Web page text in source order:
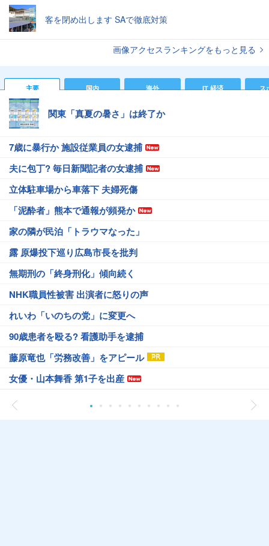
客を閉め出します SAで徹底対策
画像アクセスランキングをもっと見る
主要 国内 海外 IT 経済 ス
関東「真夏の暑さ」は終了か
7歳に暴行か 施設従業員の女逮捕
夫に包丁? 毎日新聞記者の女逮捕
立体駐車場から車落下 夫婦死傷
「泥酔者」熊本で通報が頻発か
家の隣が民泊「トラウマなった」
露 原爆投下巡り広島市長を批判
無期刑の「終身刑化」傾向続く
NHK職員性被害 出演者に怒りの声
れいわ「いのちの党」に変更へ
90歳患者を殴る? 看護助手を逮捕
藤原竜也「労務改善」をアピール
女優・山本舞香 第1子を出産